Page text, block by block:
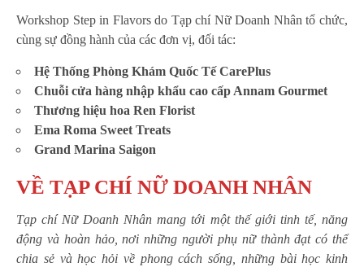
Workshop Step in Flavors do Tạp chí Nữ Doanh Nhân tổ chức,
cùng sự đồng hành của các đơn vị, đối tác:
Hệ Thống Phòng Khám Quốc Tế CarePlus
Chuỗi cửa hàng nhập khẩu cao cấp Annam Gourmet
Thương hiệu hoa Ren Florist
Ema Roma Sweet Treats
Grand Marina Saigon
VỀ TẠP CHÍ NỮ DOANH NHÂN
Tạp chí Nữ Doanh Nhân mang tới một thế giới tinh tế, năng
động và hoàn hảo, nơi những người phụ nữ thành đạt có thể
chia sẻ và học hỏi về phong cách sống, những bài học kinh